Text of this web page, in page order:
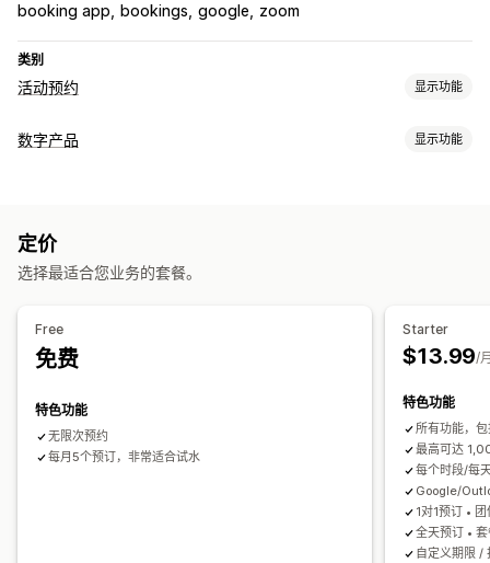
booking app
bookings google zoom
类别
活动预约 显示功能
活动类型
日历
票务 活动签到 数据同步
自定义
预约页面
品牌营销
数字产品 显示功能
文件安全性
IP 限制 密码保护
定价
选择最适合您业务的套餐。
Free
免费
特色功能
无限次预约
每月5个预订，非常适合试水
Starter
$13.99/
特色功能
所有功能，
最高可达
每个时段/每
Google/
1对1预订 •
全天预订 •
自定义期限 /